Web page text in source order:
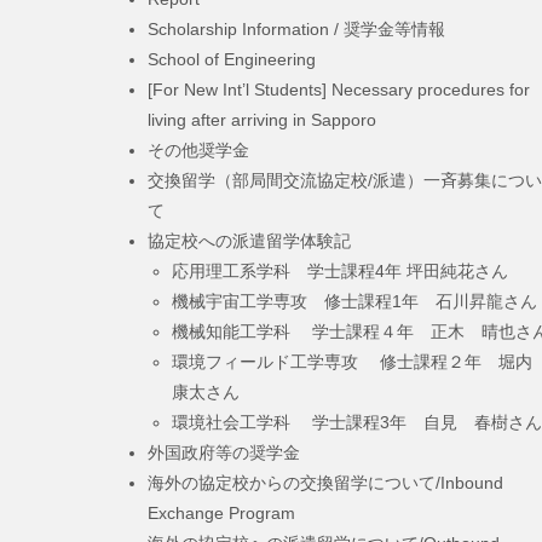
Scholarship Information / 奨学金等情報
School of Engineering
[For New Int’l Students] Necessary procedures for
living after arriving in Sapporo
その他奨学金
交換留学（部局間交流協定校/派遣）一斉募集につい
て
協定校への派遣留学体験記
応用理工系学科 学士課程4年 坪田純花さん
機械宇宙工学専攻 修士課程1年 石川昇龍さん
機械知能工学科 学士課程４年 正木 晴也さ
環境フィールド工学専攻 修士課程２年 堀内
康太さん
環境社会工学科 学士課程3年 自見 春樹さん
外国政府等の奨学金
海外の協定校からの交換留学について/Inbound
Exchange Program